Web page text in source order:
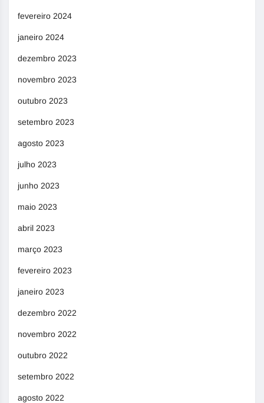
fevereiro 2024
janeiro 2024
dezembro 2023
novembro 2023
outubro 2023
setembro 2023
agosto 2023
julho 2023
junho 2023
maio 2023
abril 2023
março 2023
fevereiro 2023
janeiro 2023
dezembro 2022
novembro 2022
outubro 2022
setembro 2022
agosto 2022